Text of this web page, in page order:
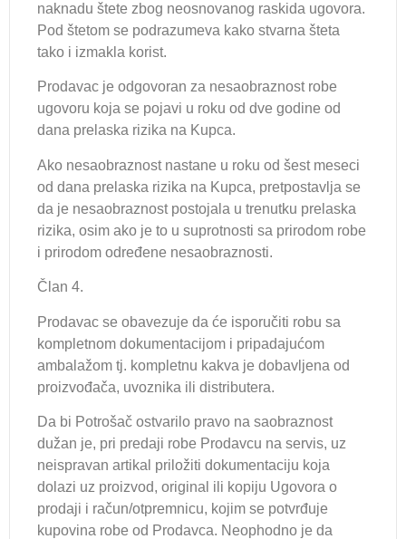
naknadu štete zbog neosnovanog raskida ugovora.
Pod štetom se podrazumeva kako stvarna šteta
tako i izmakla korist.
Prodavac je odgovoran za nesaobraznost robe
ugovoru koja se pojavi u roku od dve godine od
dana prelaska rizika na Kupca.
Ako nesaobraznost nastane u roku od šest meseci
od dana prelaska rizika na Kupca, pretpostavlja se
da je nesaobraznost postojala u trenutku prelaska
rizika, osim ako je to u suprotnosti sa prirodom robe
i prirodom određene nesaobraznosti.
Član 4.
Prodavac se obavezuje da će isporučiti robu sa
kompletnom dokumentacijom i pripadajućom
ambalažom tj. kompletnu kakva je dobavljena od
proizvođača, uvoznika ili distributera.
Da bi Potrošač ostvarilo pravo na saobraznost
dužan je, pri predaji robe Prodavcu na servis, uz
neispravan artikal priložiti dokumentaciju koja
dolazi uz proizvod, original ili kopiju Ugovora o
prodaji i račun/otpremnicu, kojim se potvrđuje
kupovina robe od Prodavca. Neophodno je da